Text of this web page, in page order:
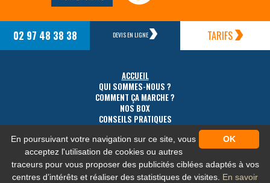
02 97 48 38 38 DEVIS EN LIGNE TARIFS
ACCUEIL
QUI SOMMES-NOUS ?
COMMENT ÇA MARCHE ?
NOS BOX
CONSEILS PRATIQUES
ACCÈS
CONTACT
MENTIONS LÉGALES-PLAN DU SITE-PROTECTION DES DONNÉES PERSONNELLES -NOS FLUX RSS
OK
En poursuivant votre navigation sur ce site, vous
acceptez l'utilisation de cookies ou autres
traceurs pour vous proposer des publicités ciblées adaptés à vos
centres d’intérêts et réaliser des statistiques de visites. En savoir